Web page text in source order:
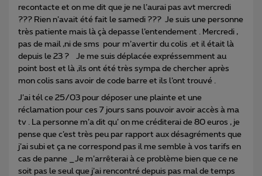
recontacte et on me dit que je ne l’aurai pas avt mercredi
??? Rien n’avait été fait le samedi ??? Je suis une personne
très patiente mais là çà depasse l’entendement . Mercredi ,
pas de mail ,ni de sms pour m’avertir du colis .et il était là
depuis le 23 ? Je me suis déplacée expréssemment au
point bost et là ,ils ont été très sympa de chercher après
mon colis sans avoir de code barre et ils l’ont trouvé .
J’ai tél ce 25/03 pour déposer une plainte et une
réclamation pour ces 7 jours sans pouvoir avoir accès à ma
tv . La personne m’a dit qu’ on me créditerai de 80 euros , je
pense que c’est très peu par rapport aux désagréments que
j’ai subi et ça ne correspond pas il me semble à vos tarifs en
cas de panne _Je m’arrêterai à ce problème bien que ce ne
soit pas le seul que j’ai rencontré depuis pas mal de temps